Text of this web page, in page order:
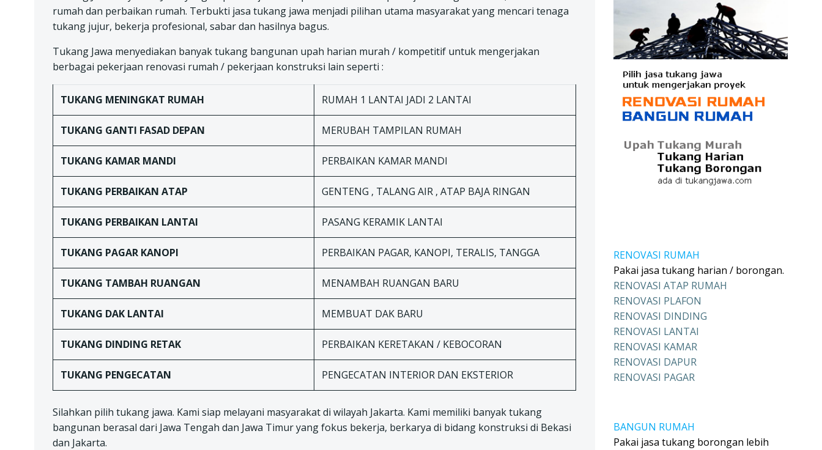
rumah dan perbaikan rumah. Terbukti jasa tukang jawa menjadi pilihan utama masyarakat yang mencari tenaga
tukang jujur, bekerja profesional, sabar dan hasilnya bagus.
Tukang Jawa menyediakan banyak tukang bangunan upah harian murah / kompetitif untuk mengerjakan
berbagai pekerjaan renovasi rumah / pekerjaan konstruksi lain seperti :
TUKANG MENINGKAT RUMAH RUMAH 1 LANTAI JADI 2 LANTAI
TUKANG GANTI FASAD DEPAN MERUBAH TAMPILAN RUMAH
TUKANG KAMAR MANDI PERBAIKAN KAMAR MANDI
TUKANG PERBAIKAN ATAP GENTENG , TALANG AIR , ATAP BAJA RINGAN
TUKANG PERBAIKAN LANTAI PASANG KERAMIK LANTAI
TUKANG PAGAR KANOPI PERBAIKAN PAGAR, KANOPI, TERALIS, TANGGA
TUKANG TAMBAH RUANGAN MENAMBAH RUANGAN BARU
TUKANG DAK LANTAI MEMBUAT DAK BARU
TUKANG DINDING RETAK PERBAIKAN KERETAKAN / KEBOCORAN
TUKANG PENGECATAN PENGECATAN INTERIOR DAN EKSTERIOR
Silahkan pilih tukang jawa. Kami siap melayani masyarakat di wilayah Jakarta. Kami memiliki banyak tukang
bangunan berasal dari Jawa Tengah dan Jawa Timur yang fokus bekerja, berkarya di bidang konstruksi di Bekasi
dan Jakarta.
RENOVASI RUMAH
Pakai jasa tukang harian / borongan.
RENOVASI ATAP RUMAH
RENOVASI PLAFON
RENOVASI DINDING
RENOVASI LANTAI
RENOVASI KAMAR
RENOVASI DAPUR
RENOVASI PAGAR
BANGUN RUMAH
Pakai jasa tukang borongan lebih